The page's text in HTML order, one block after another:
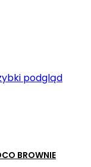
podgląd
BROWNIE